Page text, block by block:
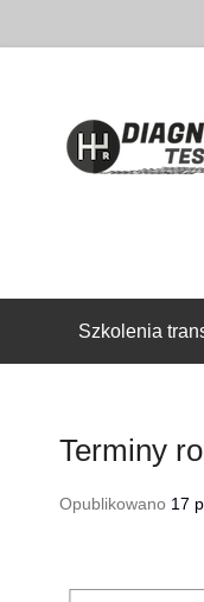
Szkolenia
Terminy
Opublikowano 17